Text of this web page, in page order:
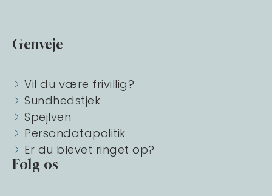
Genveje
Vil du være frivillig?
Sundhedstjek
Spejlven
Persondatapolitik
Er du blevet ringet op?
Følg os